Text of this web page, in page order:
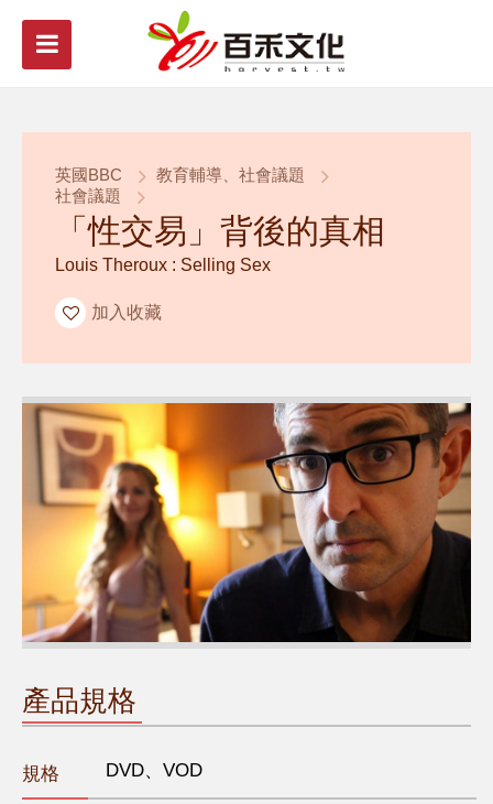
英國BBC
教育輔導、社會議題
社會議題
「性交易」背後的真相
Louis Theroux : Selling Sex
加入收藏
產品規格
規格 DVD、VOD